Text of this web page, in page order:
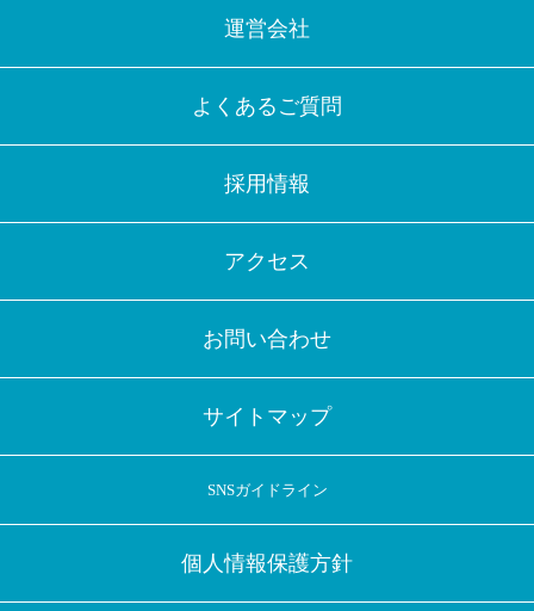
運営会社
よくあるご質問
採用情報
アクセス
お問い合わせ
サイトマップ
SNSガイドライン
個人情報保護方針